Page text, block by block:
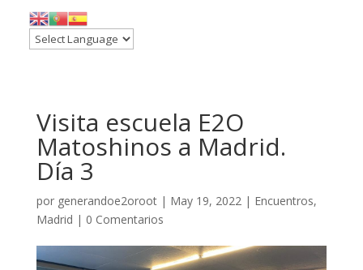
Visita escuela E2O
Matoshinos a Madrid.
Día 3
por generandoe2oroot| May 19, 2022| Encuentros,
Madrid | 0 Comentarios